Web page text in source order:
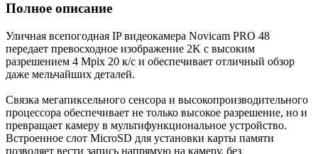
Полное описание
Уличная всепогодная IP видеокамера Novicam PRO 48
передает превосходное изображение 2K с высоким
разрешением 4 Mрix 20 к/с и обеспечивает отличный обзор
даже мельчайших деталей.
Связка мегапиксельного сенсора и высокопроизводительного
процессора обеспечивает не только высокое разрешение, но и
превращает камеру в мультифункциональное устройство.
Встроенное слот MicroSD для установки карты памяти
позволяет вести запись напрямую на камеру, без